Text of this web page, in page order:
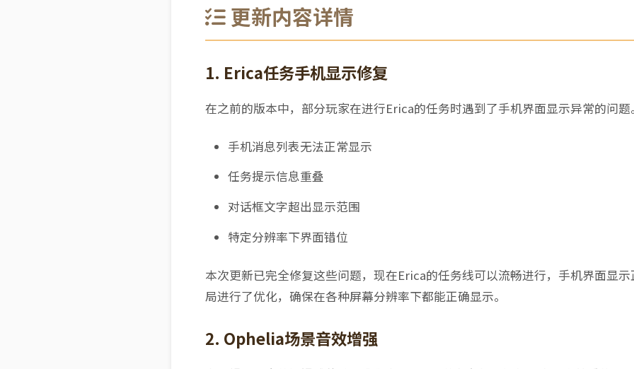
更新内容详情
1. Erica任务手机显示修复
在之前的版本中，部分玩家在进行Erica的任务时遇到了手机界面显示异常的问
手机消息列表无法正常显示
任务提示信息重叠
对话框文字超出显示范围
特定分辨率下界面错位
本次更新已完全修复这些问题，现在Erica的任务线可以流畅进行，手机界面显
局进行了优化，确保在各种屏幕分辨率下都能正确显示。
2. Ophelia场景音效增强